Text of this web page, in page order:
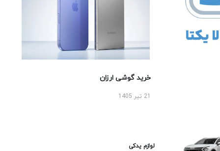
خرید گوشی ارزان
لوازم یدکی